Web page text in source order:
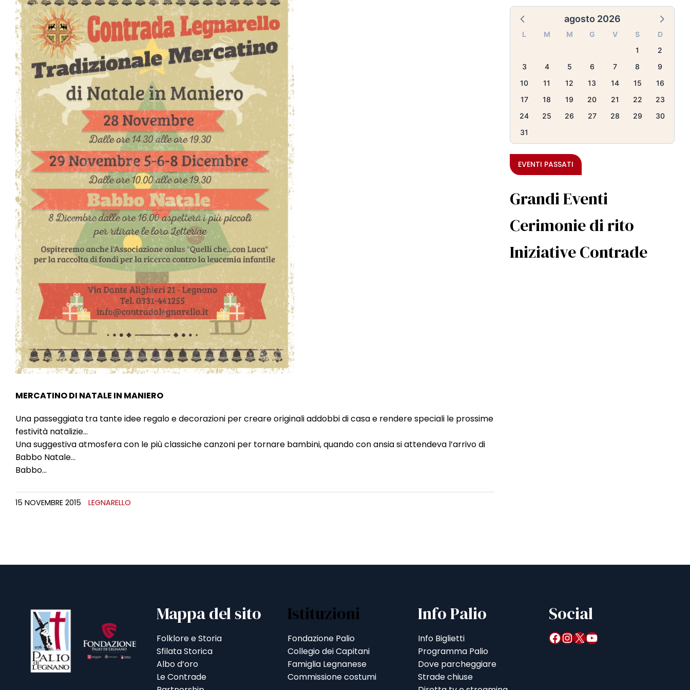
MERCATINO DI NATALE IN MANIERO
Una passeggiata tra tante idee regalo e decorazioni per creare originali addobbi di casa e rendere speciali le prossime
festività natalizie…
Una suggestiva atmosfera con le più classiche canzoni per tornare bambini, quando con ansia si attendeva l’arrivo di
Babbo Natale…
Babbo…
15 NOVEMBRE 2015 LEGNARELLO
agosto 2026
L M M G V S
D
1
2
3
4 5 6 7 8
9
10
11 12 13 14 15
16
17
18 19 20 21 22
23
24
25 26 27 28 29
30
31
EVENTI PASSATI
Grandi Eventi
Cerimonie di rito
Iniziative Contrade
Mappa del sito
Folklore e Storia
Sfilata Storica
Albo d’oro
Le Contrade
Istituzioni
Fondazione Palio
Collegio dei Capitani
Famiglia Legnanese
Commissione costumi
Info Palio
Info Biglietti
Programma Palio
Dove parcheggiare
Strade chiuse
Social
Facebook InstagramX YouTube